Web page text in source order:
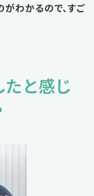
わかるので、すご
と感じ